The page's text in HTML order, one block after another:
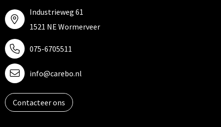
Industrieweg 61
1521 NE Wormerveer
075-6705511
info@carebo.nl
Contacteer ons